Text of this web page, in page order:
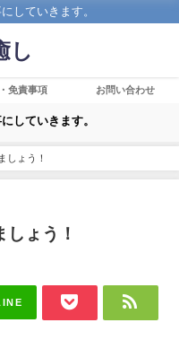
していきます。
し
免責事項 お問い合わせ
していきます。
しょう！
ょう！